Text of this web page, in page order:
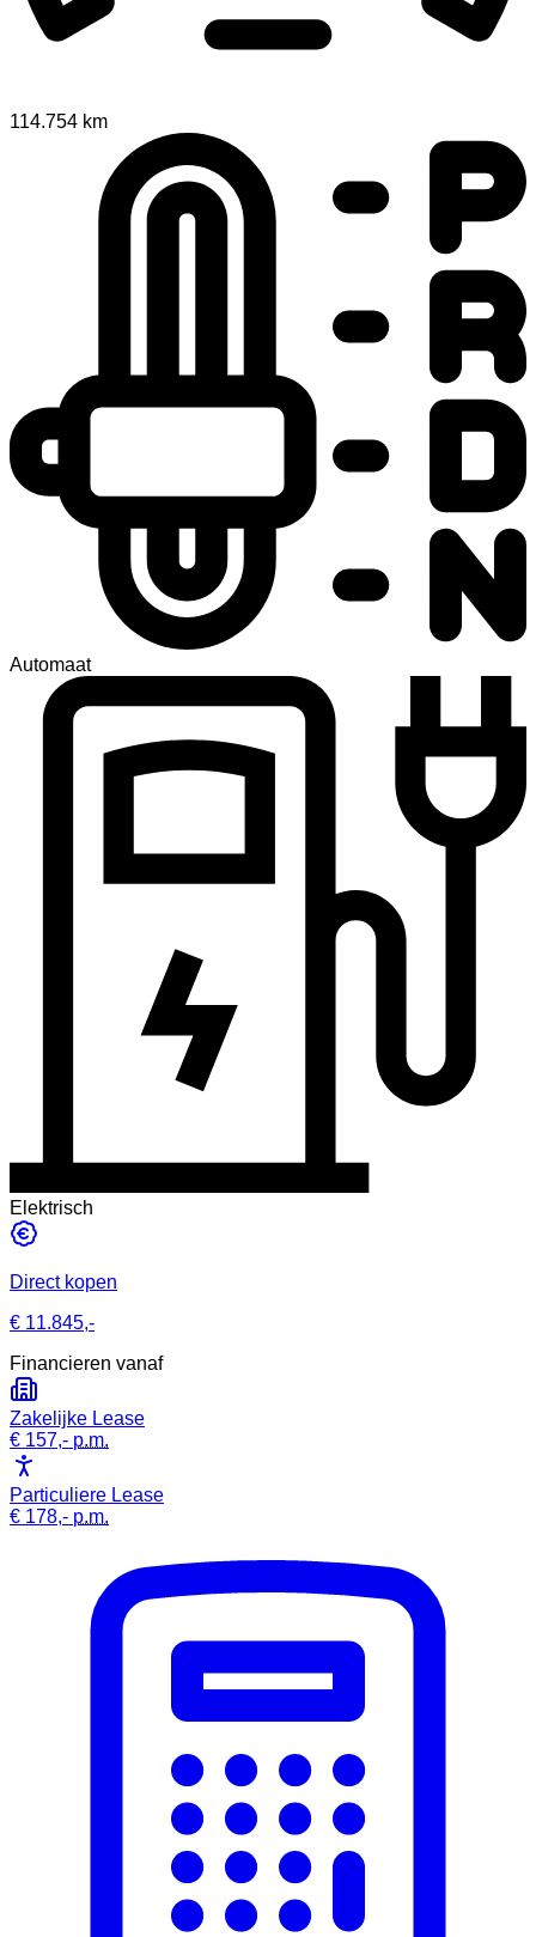
114.754 km
Automaat
Elektrisch
Direct kopen
€ 11.845,-
Financieren vanaf
Zakelijke Lease
€ 157,- p.m.
Particuliere Lease
€ 178,- p.m.